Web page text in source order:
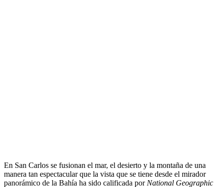
En San Carlos se fusionan el mar, el desierto y la montaña de una
manera tan espectacular que la vista que se tiene desde el mirador
panorámico de la Bahía ha sido calificada por National Geographic